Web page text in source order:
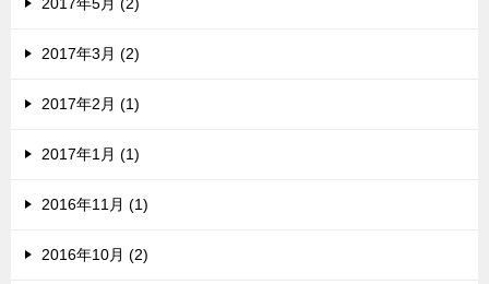
2017年3月 (2)
2017年2月 (1)
2017年1月 (1)
2016年11月 (1)
2016年10月 (2)